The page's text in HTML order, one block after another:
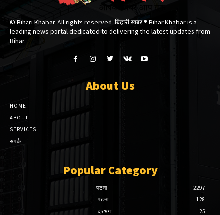
© Bihari Khabar. All rights reserved. बिहारी खबर ®​ Bihar Khabar is a
leading news portal dedicated to delivering the latest updates from
Bihar.
About Us
HOME
ABOUT
SERVICES
संपर्क
Popular Category
पटना
2297
पटना
128
दरभंगा
25